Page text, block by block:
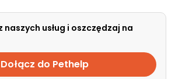
naszych usług i oszczędzaj na
Dołącz do Pethelp